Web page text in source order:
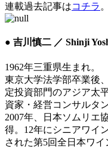
連載過去記事はコチラ 。
● 吉川慎二 ／ Shinji
1962年三重県生まれ。
東京大学法学部卒業後
定投資部門のアジア太
資家・経営コンサルタン
2007年、日本ソムリエ
得。12年にシニアワイ
された第5回全日本ワイ